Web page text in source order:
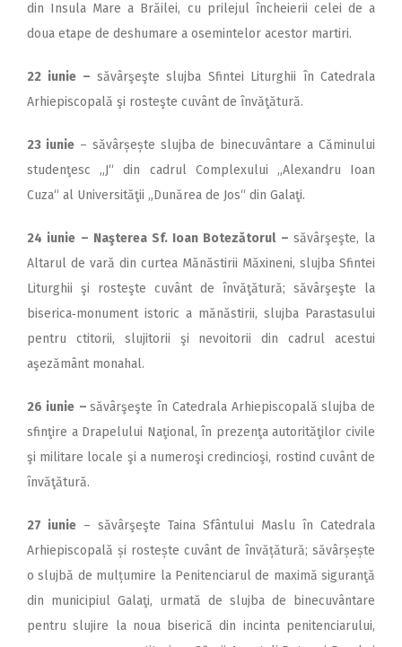
din Insula Mare a Brăilei, cu prilejul încheierii celei de a
doua etape de deshumare a osemintelor acestor martiri.
22 iunie – săvârşeşte slujba Sfintei Liturghii în Catedrala
Arhiepiscopală şi rosteşte cuvânt de învăţătură.
23 iunie– săvârșește slujba de binecuvântare a Căminului
studenţesc „J“ din cadrul Complexului „Alexandru Ioan
Cuza“ al Universităţii „Dunărea de Jos“ din Galaţi.
24 iunie – Naşterea Sf. Ioan Botezătorul – săvârşeşte, la
Altarul de vară din curtea Mănăstirii Măxineni, slujba Sfintei
Liturghii şi rosteşte cuvânt de învăţătură; săvârşeşte la
biserica‑monument istoric a mănăstirii, slujba Parastasului
pentru ctitorii, slujitorii şi nevoitorii din cadrul acestui
aşezământ monahal.
26 iunie –săvârşeşte în Catedrala Arhiepiscopală slujba de
sfinţire a Drapelului Naţional, în prezenţa autorităţilor civile
şi militare locale şi a numeroşi credincioşi, rostind cuvânt de
învăţătură.
27 iunie – săvârşeşte Taina Sfântului Maslu în Catedrala
Arhiepiscopală și rostește cuvânt de învățătură; săvârșește
o slujbă de mul­țumire la Penitenciarul de maximă siguranţă
din municipiul Galaţi, urmată de slujba de binecuvântare
pentru slujire la noua biserică din incinta penitenciarului,